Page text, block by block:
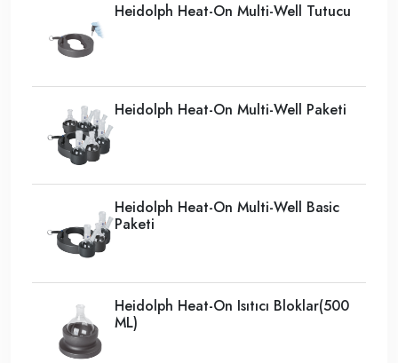
Heidolph Heat-On Multi-Well Tutucu
Heidolph Heat-On Multi-Well Paketi
Heidolph Heat-On Multi-Well Basic
Paketi
Heidolph Heat-On Isıtıcı Bloklar(500
ML)